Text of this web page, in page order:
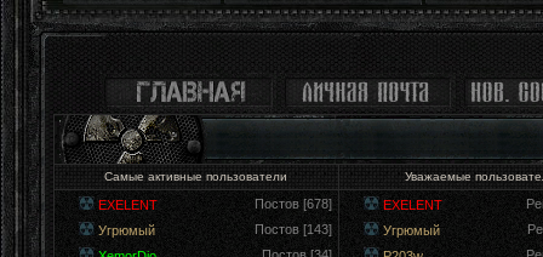
Самые активные пользователи Уважаемые
EXELENT
Постов [678]
Угрюмый
Постов [143]
EXELENT
Угрюмый